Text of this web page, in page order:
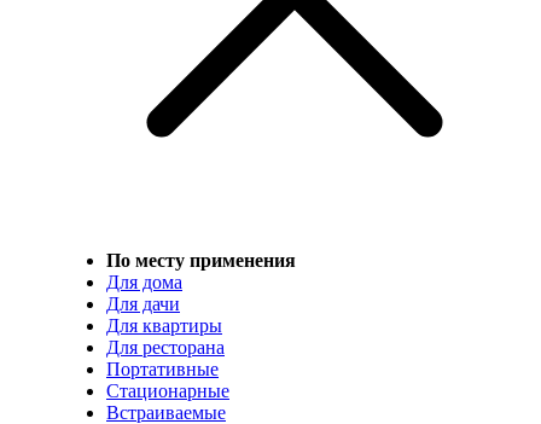
По месту применения
Для дома
Для дачи
Для квартиры
Для ресторана
Портативные
Стационарные
Встраиваемые